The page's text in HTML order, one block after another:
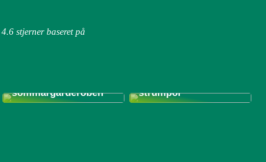
4.6 stjerner baseret på
sommargarderoben
strumpor